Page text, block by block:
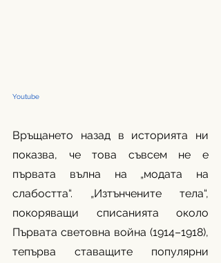
Youtube
Връщането назад в историята ни
показва, че това съвсем не е
първата вълна на „модата на
слабостта“. „Изтънчените тела“,
покоряващи списанията около
Първата световна война (1914–1918),
тепърва ставащите популярни